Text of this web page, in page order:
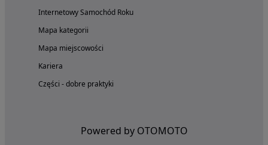
Internetowy Samochód Roku
Mapa kategorii
Mapa miejscowości
Kariera
Części - dobre praktyki
Powered by OTOMOTO